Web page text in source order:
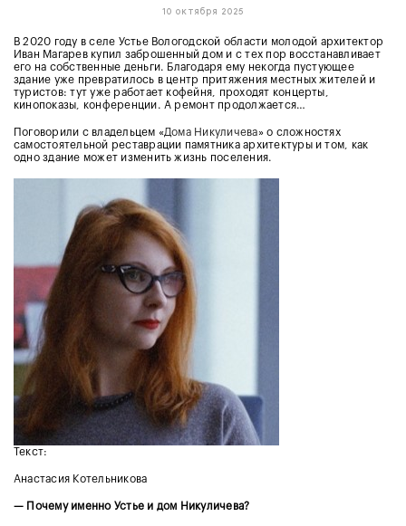
10 октября 2025
В 2020 году в селе Устье Вологодской области молодой архитектор
Иван Магарев купил заброшенный дом и с тех пор восстанавливает
его на собственные деньги. Благодаря ему некогда пустующее
здание уже превратилось в центр притяжения местных жителей и
туристов: тут уже работает кофейня, проходят концерты,
кинопоказы, конференции. А ремонт продолжается…
Поговорили с владельцем «Дома Никуличева» о сложностях
самостоятельной реставрации памятника архитектуры и том, как
одно здание может изменить жизнь поселения.
Текст:
Анастасия Котельникова
— Почему именно Устье и дом Никуличева?